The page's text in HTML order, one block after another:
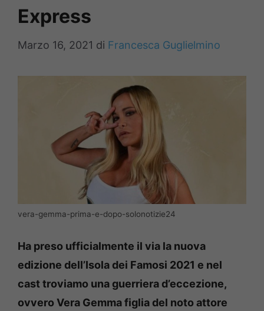
Express
Marzo 16, 2021 di Francesca Guglielmino
vera-gemma-prima-e-dopo-solonotizie24
Ha preso ufficialmente il via la nuova
edizione dell’Isola dei Famosi 2021 e nel
cast troviamo una guerriera d’eccezione,
ovvero Vera Gemma figlia del noto attore